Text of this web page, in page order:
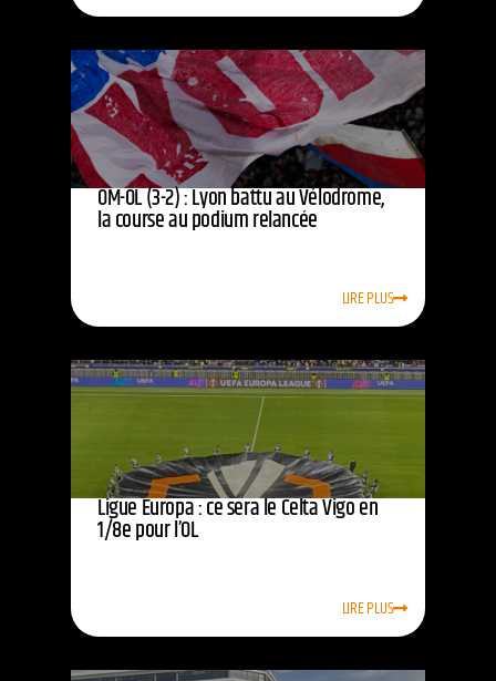
OM-OL (3-2) : Lyon battu au Vélodrome,
la course au podium relancée
LIRE PLUS
Ligue Europa : ce sera le Celta Vigo en
1/8e pour l’OL
LIRE PLUS